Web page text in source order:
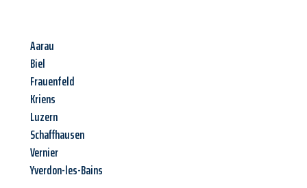
Aarau
Biel
Frauenfeld
Kriens
Luzern
Schaffhausen
Vernier
Yverdon-les-Bains